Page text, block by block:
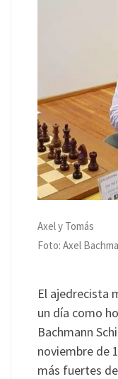
Axel y Tomás
Foto: Axel
El ajedrecista
un día como
Bachmann
noviembre de
más fuertes